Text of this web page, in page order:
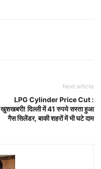
Next article
LPG Cylinder Price Cut :
खुशखबरी! दिल्ली में 41 रुपये सस्ता हुआ
गैस सिलेंडर, बाकी शहरों में भी घटे दाम